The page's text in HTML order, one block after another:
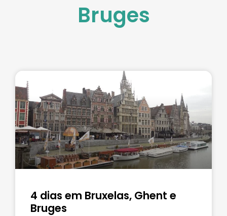
Bruges
4 dias em Bruxelas, Ghent e
Bruges